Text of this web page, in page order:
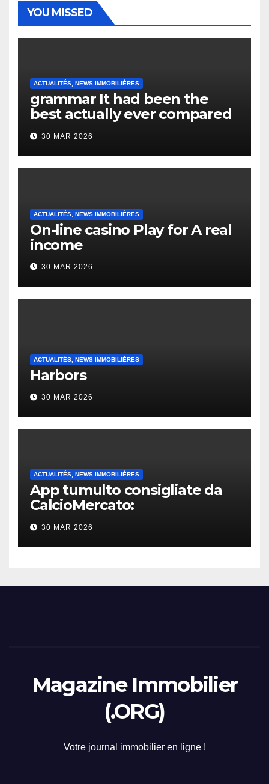
YOU MISSED
ACTUALITÉS, NEWS IMMOBILIÈRES
grammar It had been the
best actually ever compared
to it’s the top actually?
English Vocabulary Learners
Heap Change
30 MAR 2026
ACTUALITÉS, NEWS IMMOBILIÈRES
On-line casino Play for A real
income
30 MAR 2026
ACTUALITÉS, NEWS IMMOBILIÈRES
Harbors
30 MAR 2026
ACTUALITÉS, NEWS IMMOBILIÈRES
App tumulto consigliate da
CalcioMercato:
considerazione di gennaio
2026
30 MAR 2026
Magazine Immobilier
(.ORG)
Votre journal immobilier en ligne !